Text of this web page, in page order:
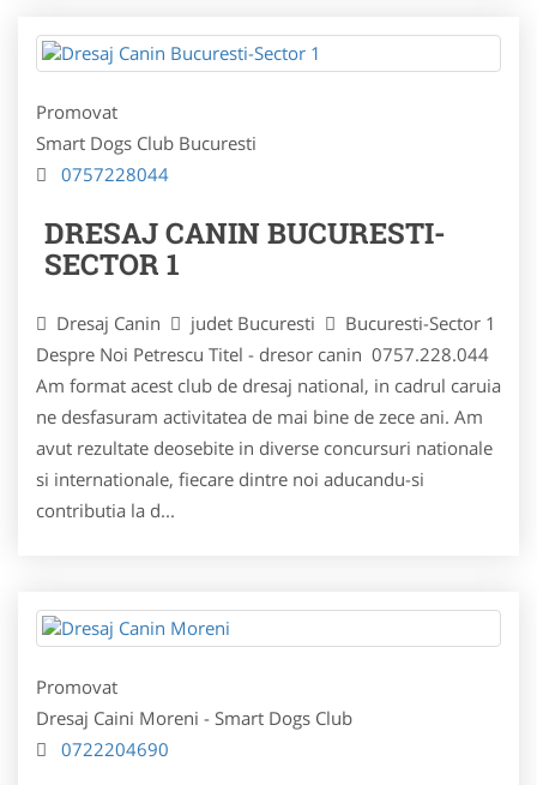
Promovat
Smart Dogs Club Bucuresti
0757228044
DRESAJ CANIN BUCURESTI-
SECTOR 1
Dresaj Canin judet Bucuresti
Bucuresti-Sector 1
Despre Noi Petrescu Titel - dresor canin 0757.228.044
Am format acest club de dresaj national, in cadrul caruia
ne desfasuram activitatea de mai bine de zece ani. Am
avut rezultate deosebite in diverse concursuri nationale
si internationale, fiecare dintre noi aducandu-si
contributia la d...
Promovat
Dresaj Caini Moreni - Smart Dogs Club
0722204690